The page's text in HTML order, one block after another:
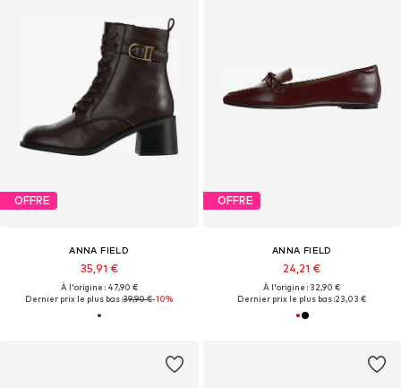
OFFRE
ANNA FIELD
35,91 €
À l'origine : 47,90 €
Dernier prix le plus bas :39,90 €-10%
OFFRE
ANNA FIELD
24,21 €
À l'origine : 32,90 €
Dernier prix le plus bas :23,03 €